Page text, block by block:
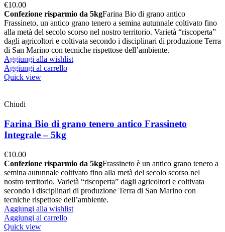
€10.00
Confezione risparmio da 5kgFarina Bio di grano antico
Frassineto, un antico grano tenero a semina autunnale coltivato fino
alla metà del secolo scorso nel nostro territorio. Varietà “riscoperta”
dagli agricoltori e coltivata secondo i disciplinari di produzione Terra
di San Marino con tecniche rispettose dell’ambiente.
Aggiungi alla wishlist
Aggiungi al carrello
Quick view
Chiudi
Farina Bio di grano tenero antico Frassineto
Integrale – 5kg
€10.00
Confezione risparmio da 5kgFrassineto è un antico grano tenero a
semina autunnale coltivato fino alla metà del secolo scorso nel
nostro territorio. Varietà “riscoperta” dagli agricoltori e coltivata
secondo i disciplinari di produzione Terra di San Marino con
tecniche rispettose dell’ambiente.
Aggiungi alla wishlist
Aggiungi al carrello
Quick view